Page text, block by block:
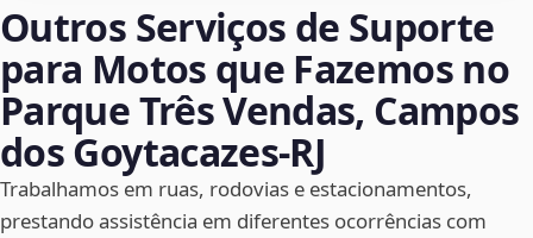
Outros Serviços de Suporte
para Motos que Fazemos no
Parque Três Vendas, Campos
dos Goytacazes‑RJ
Trabalhamos em ruas, rodovias e estacionamentos,
prestando assistência em diferentes ocorrências com